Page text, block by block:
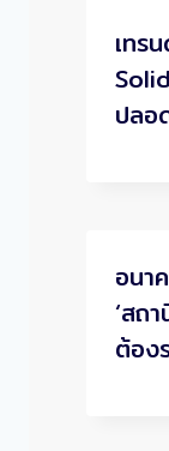
เทร
ปลอ
อนา
‘สถ
ต้อง